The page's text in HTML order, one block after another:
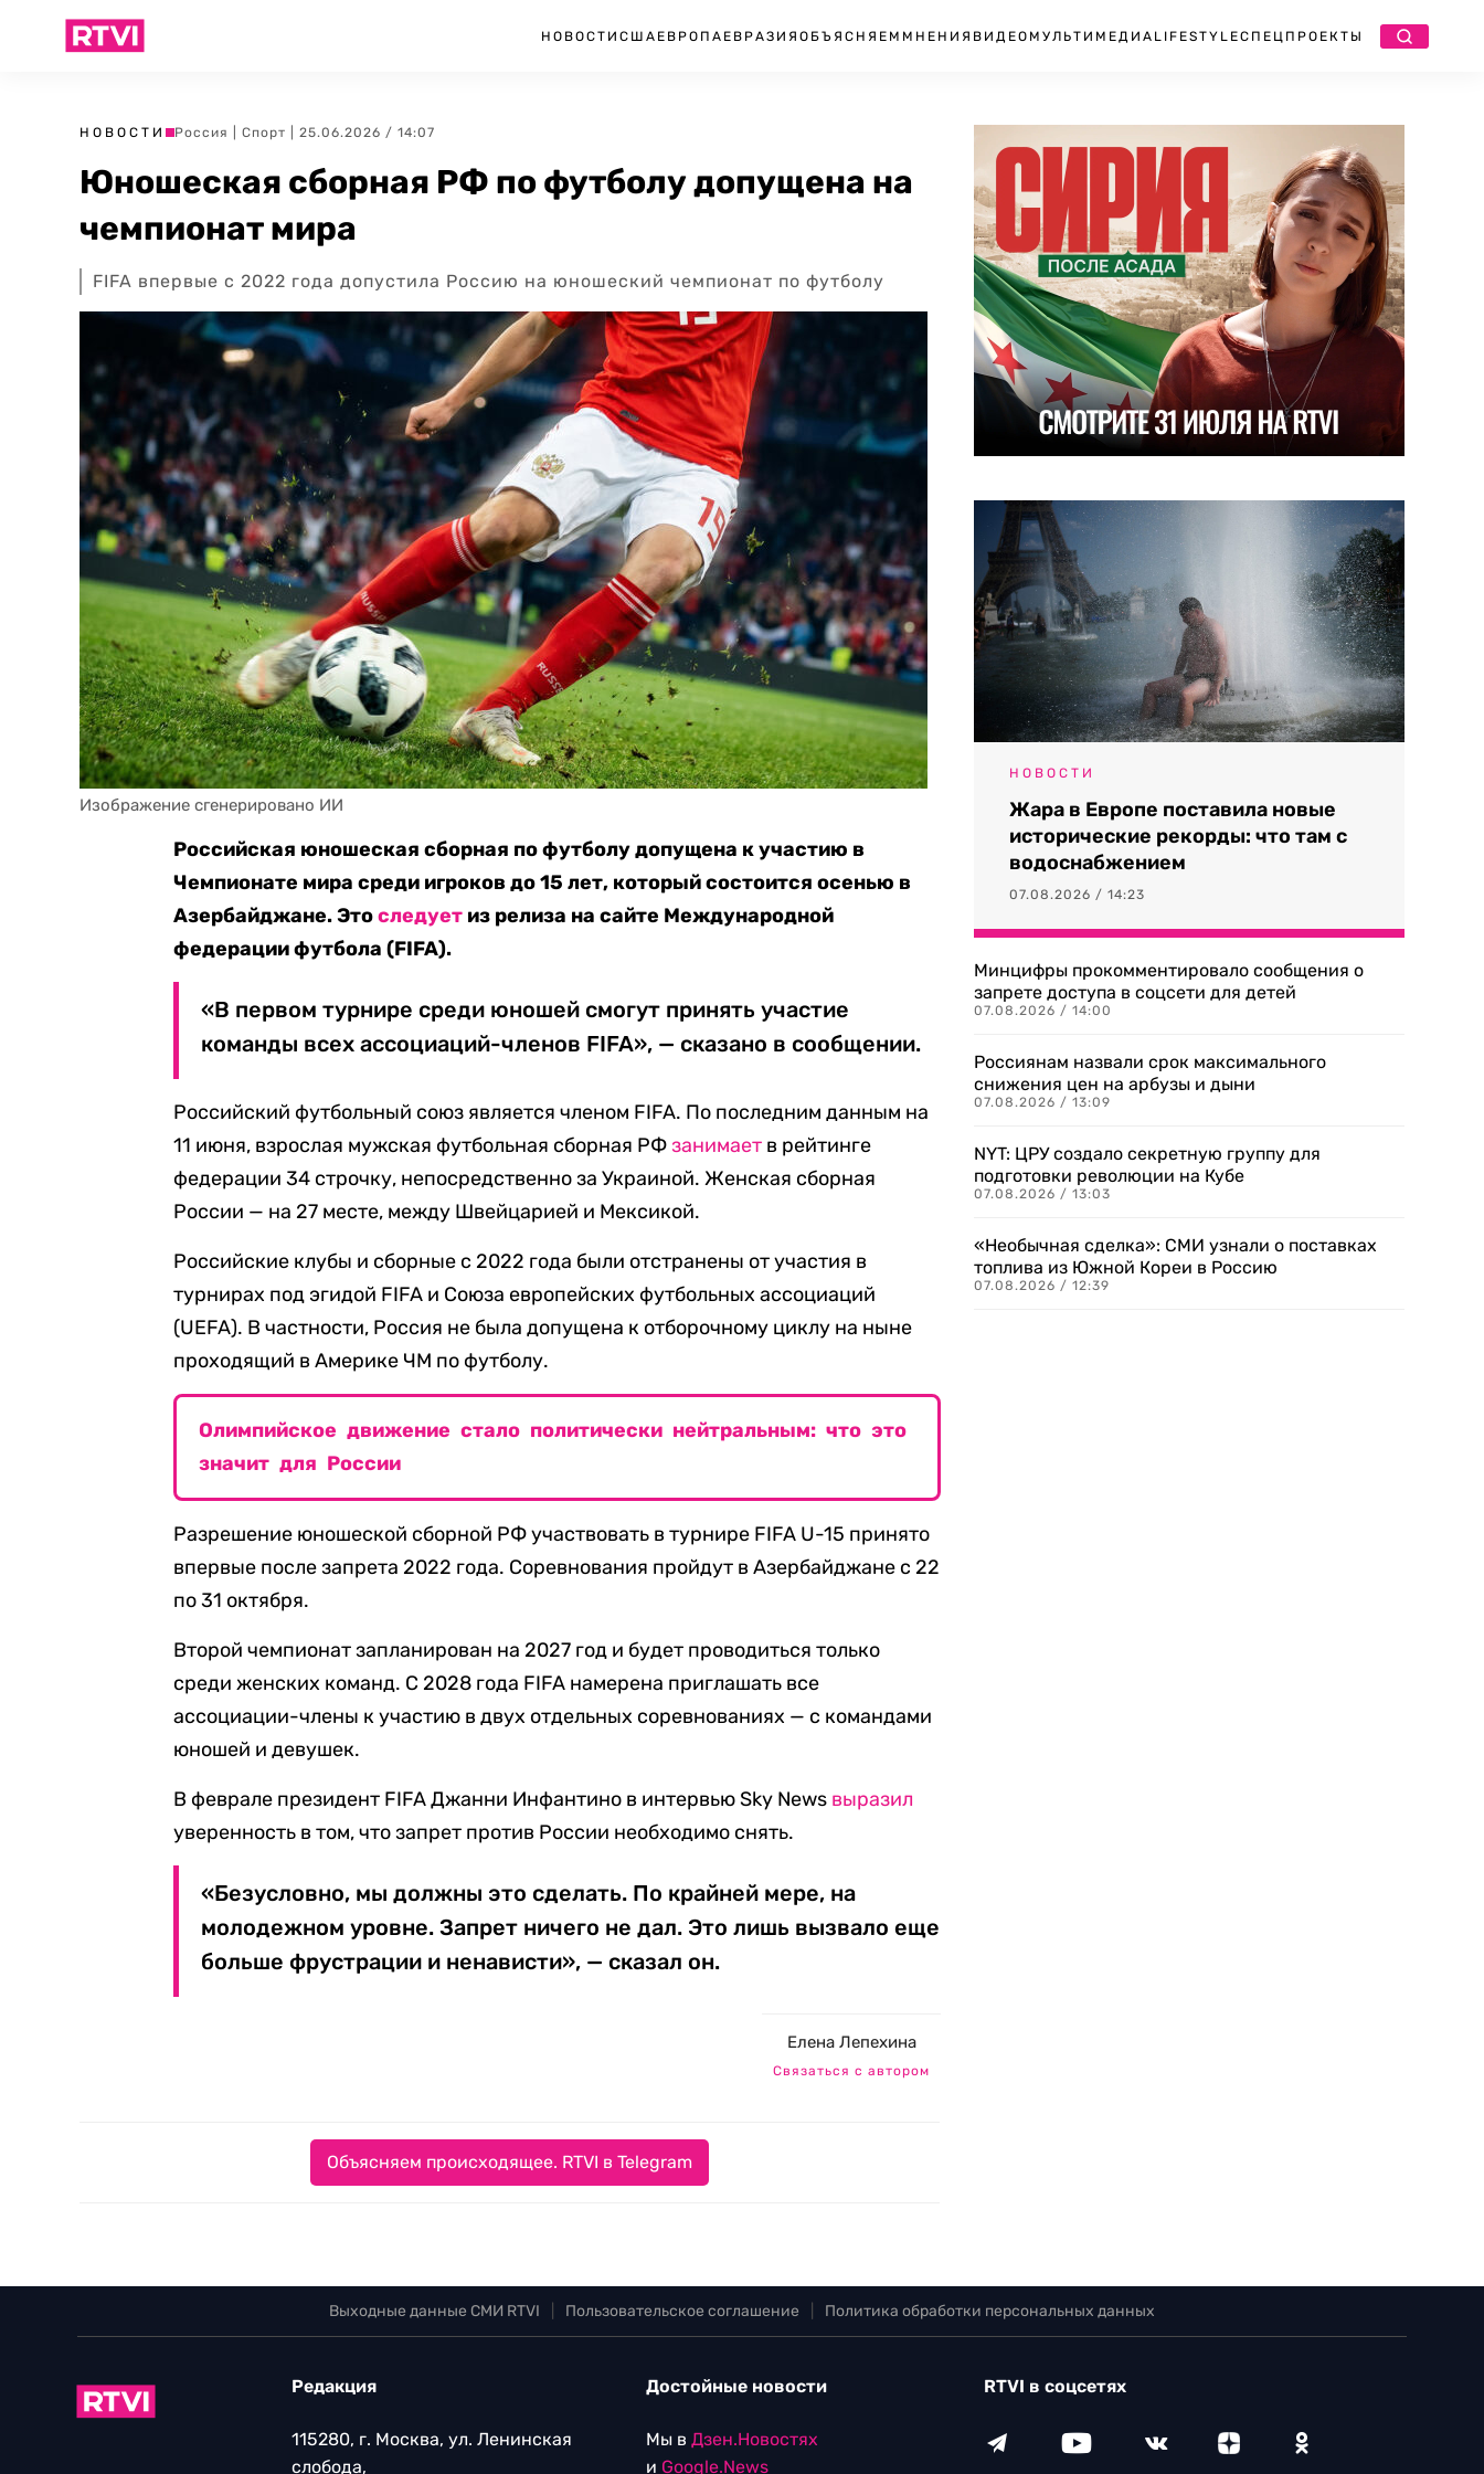
НОВОСТИ США ЕВРОПА ЕВРАЗИЯ ОБЪЯСНЯЕМ МНЕНИЯ ВИДЕО МУЛЬТИМЕДИА LIFESTYLEСПЕЦПРОЕКТЫ
НОВОСТИ Россия Спорт | 25.06.2026 / 14:07
Юношеская сборная РФ по футболу допущена на
чемпионат мира
FIFA впервые с 2022 года допустила Россию на юношеский чемпионат по футболу
Изображение сгенерировано ИИ
Российская юношеская сборная по футболу допущена к участию в
Чемпионате мира среди игроков до 15 лет, который состоится осенью в
Азербайджане. Этоследует из релиза на сайте Международной
федерации футбола (FIFA).
«В первом турнире среди юношей смогут принять участие
команды всех ассоциаций-членов FIFA», — сказано в сообщении.
Российский футбольный союз является членом FIFA. По последним данным на
11 июня, взрослая мужская футбольная сборная РФзанимает в рейтинге
федерации 34 строчку, непосредственно за Украиной. Женская сборная
России — на 27 месте, между Швейцарией и Мексикой.
Российские клубы и сборные с 2022 года были отстранены от участия в
турнирах под эгидой FIFA и Союза европейских футбольных ассоциаций
(UEFA). В частности, Россия не была допущена к отборочному циклу на ныне
проходящий в Америке ЧМ по футболу.
Олимпийское движение стало политически нейтральным: что это
значит для России
Разрешение юношеской сборной РФ участвовать в турнире FIFA U-15 принято
впервые после запрета 2022 года. Соревнования пройдут в Азербайджане с 22
по 31 октября.
Второй чемпионат запланирован на 2027 год и будет проводиться только
среди женских команд. С 2028 года FIFA намерена приглашать все
ассоциации-члены к участию в двух отдельных соревнованиях — с командами
юношей и девушек.
В феврале президент FIFA Джанни Инфантино в интервью Sky News выразил
уверенность в том, что запрет против России необходимо снять.
«Безусловно, мы должны это сделать. По крайней мере, на
молодежном уровне. Запрет ничего не дал. Это лишь вызвало еще
больше фрустрации и ненависти», — сказал он.
Елена Лепехина
Связаться с автором
Объясняем происходящее. RTVI в Telegram
НОВОСТИ
Жара в Европе поставила новые
исторические рекорды: что там с
водоснабжением
07.08.2026 / 14:23
Минцифры прокомментировало сообщения о
запрете доступа в соцсети для детей
07.08.2026 / 14:00
Россиянам назвали срок максимального
снижения цен на арбузы и дыни
07.08.2026 / 13:09
NYT: ЦРУ создало секретную группу для
подготовки революции на Кубе
07.08.2026 / 13:03
«Необычная сделка»: СМИ узнали о поставках
топлива из Южной Кореи в Россию
07.08.2026 / 12:39
Выходные данные СМИ RTVI Пользовательское соглашение Политика обработки персональных данных
Редакция
115280, г. Москва, ул. Ленинская
слобода,
Достойные новости
Мы в Дзен.Новостях
и Google.News
RTVI в соцсетях